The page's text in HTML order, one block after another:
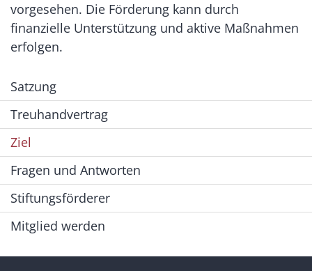
vorgesehen. Die Förderung kann durch
finanzielle Unterstützung und aktive Maßnahmen
erfolgen.
Satzung
Treuhandvertrag
Ziel
Fragen und Antworten
Stiftungsförderer
Mitglied werden